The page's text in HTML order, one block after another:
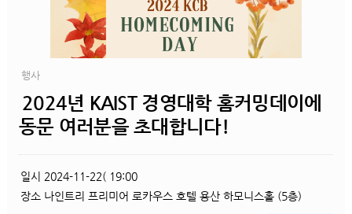
행사
2024년 KAIST 경영대학 홈커밍데이에
동문 여러분을 초대합니다!
일시 2024-11-22( 19:00
장소 나인트리 프리미어 로카우스 호텔 용산 하모니스홀 (5층)